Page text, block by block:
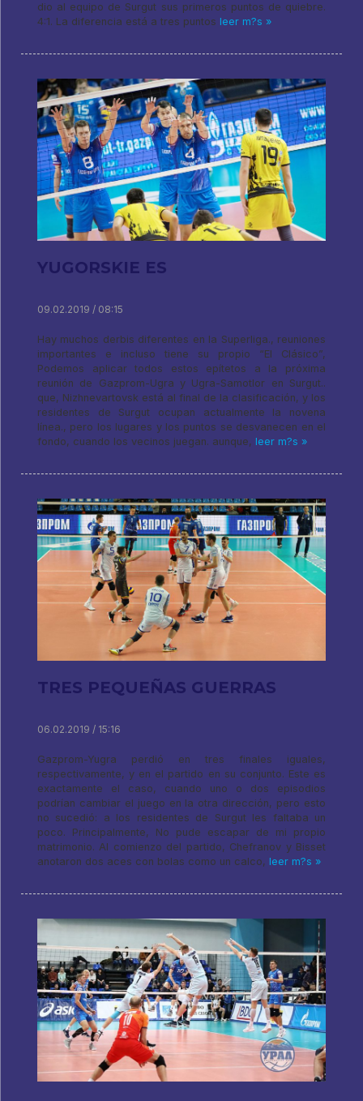
dio al equipo de Surgut sus primeros puntos de quiebre.
4:1. La diferencia está a tres puntos leer m?s »
YUGORSKIE ES
09.02.2019 / 08:15
Hay muchos derbis diferentes en la Superliga., reuniones
importantes e incluso tiene su propio “El Clásico”,
Podemos aplicar todos estos epítetos a la próxima
reunión de Gazprom-Ugra y Ugra-Samotlor en Surgut..
que, Nizhnevartovsk está al final de la clasificación, y los
residentes de Surgut ocupan actualmente la novena
línea., pero los lugares y los puntos se desvanecen en el
fondo, cuando los vecinos juegan. aunque, leer m?s »
TRES PEQUEÑAS GUERRAS
06.02.2019 / 15:16
Gazprom-Yugra perdió en tres finales iguales,
respectivamente, y en el partido en su conjunto. Este es
exactamente el caso, cuando uno o dos episodios
podrían cambiar el juego en la otra dirección, pero esto
no sucedió: a los residentes de Surgut les faltaba un
poco. Principalmente, No pude escapar de mi propio
matrimonio. Al comienzo del partido, Chefranov y Bisset
anotaron dos aces con bolas como un calco, leer m?s »